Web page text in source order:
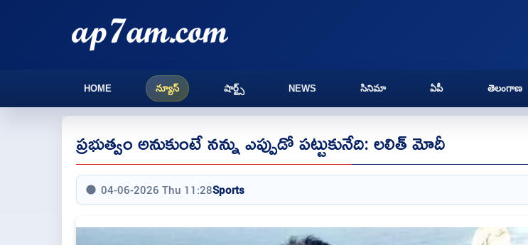
HOME న్యూస్ షార్ట్స్ NEWS సినిమా ఏపీ తెలంగాణ
ప్రభుత్వం అనుకుంటే నన్ను ఎప్పుడో పట్టుకునేది: లలిత్‌ మోదీ
04-06-2026 Thu 11:28Sports